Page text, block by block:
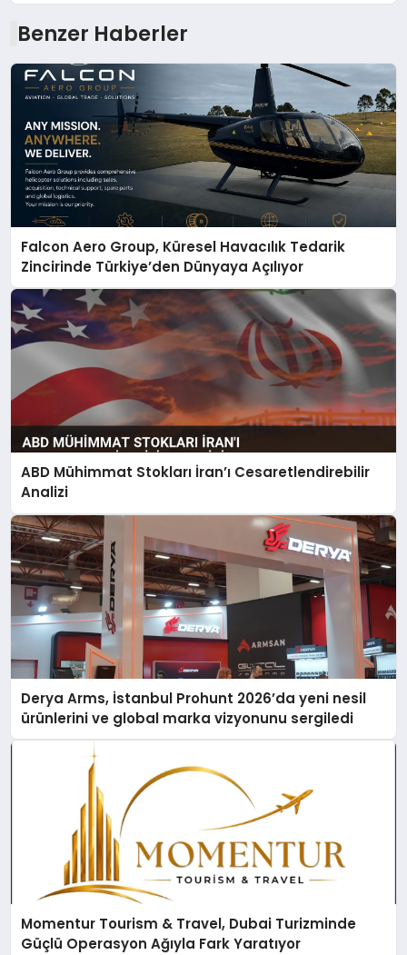
Benzer Haberler
Falcon Aero Group, Küresel Havacılık Tedarik
Zincirinde Türkiye’den Dünyaya Açılıyor
ABD Mühimmat Stokları İran’ı Cesaretlendirebilir
Analizi
Derya Arms, İstanbul Prohunt 2026’da yeni nesil
ürünlerini ve global marka vizyonunu sergiledi
Momentur Tourism & Travel, Dubai Turizminde
Güçlü Operasyon Ağıyla Fark Yaratıyor